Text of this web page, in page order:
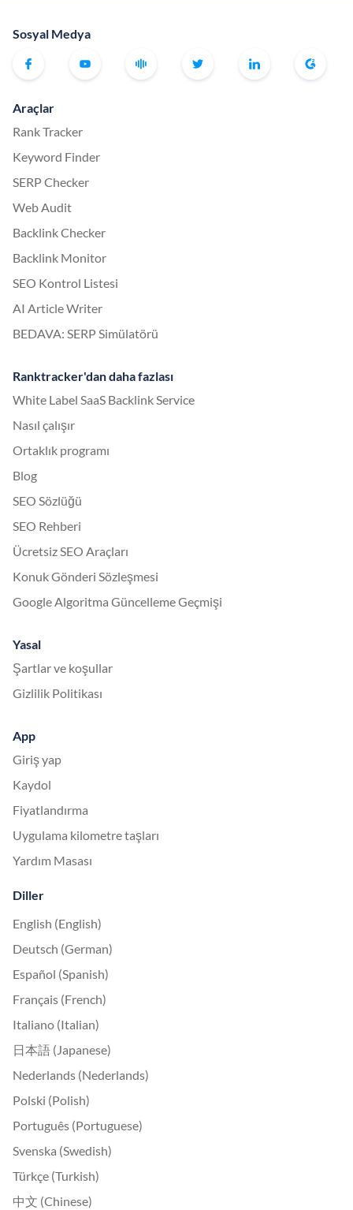
Sosyal Medya
Araçlar
Rank Tracker
Keyword Finder
SERP Checker
Web Audit
Backlink Checker
Backlink Monitor
SEO Kontrol Listesi
AI Article Writer
BEDAVA: SERP Simülatörü
Ranktracker'dan daha fazlası
White Label SaaS Backlink Service
Nasıl çalışır
Ortaklık programı
Blog
SEO Sözlüğü
SEO Rehberi
Ücretsiz SEO Araçları
Konuk Gönderi Sözleşmesi
Google Algoritma Güncelleme Geçmişi
Yasal
Şartlar ve koşullar
Gizlilik Politikası
App
Giriş yap
Kaydol
Fiyatlandırma
Uygulama kilometre taşları
Yardım Masası
Diller
English (English)
Deutsch (German)
Español (Spanish)
Français (French)
Italiano (Italian)
日本語 (Japanese)
Nederlands (Nederlands)
Polski (Polish)
Português (Portuguese)
Svenska (Swedish)
Türkçe (Turkish)
中文 (Chinese)